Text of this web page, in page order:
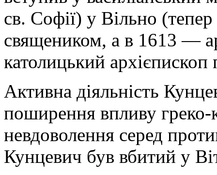
св. Софії) у Вільно
священиком, а в 1613 —
католицький
Активна діяльність
поширення впливу греко-
невдоволення серед
Кунцевич був вбитий у